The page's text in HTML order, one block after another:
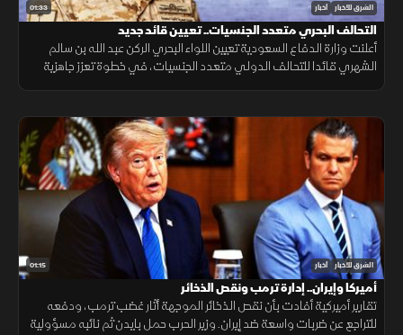
01:33 الشرق للأخبار أخبار
التحالف البحري متعدد الجنسيات.. تعيين قائد جديد
أعلنت وزارة الدفاع السعودية تعيين اللواء البحري الركن عبد الله بن سالم
الشهري قائدا للتحالف الدولي متعدد الجنسيات، في خطوة تعزز جاهزية
01:15 الشرق للأخبار أخبار
أميركا وإيران.. إدارة ترمب ونقص الذخائر
تقارير أميركية أفادت بأن نقص الذخائر الموجهة أثار غضب ترمب، ودفعه
للتراجع عن ضربات واسعة ضد إيران. وزير الحرب حمل بايدن ثم نائبه مسؤولية